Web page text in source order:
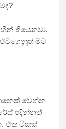
තියෙනවා.
ඒවගෙනුත් මට
වෙන්න
පදින්නත්
ඒක ටිකක්